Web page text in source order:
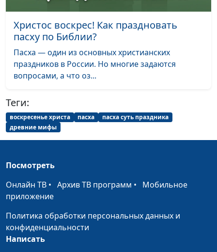
великая блудница
священнослужитель,
Александр Богданенков,
священнослужитель,
круга
Божественного
откровения
историк, богослов,
священнослужитель,
библейски:
потерянная истина
священнослужитель,
священнослужитель,
Христос воскрес! Как праздновать
пасху по Библии?
Пасха — один из основных христианских
праздников в России. Но многие задаются
вопросами, а что оз...
Теги:
воскресенье христа пасха
пасха суть праздника
древние мифы
Посмотреть
Онлайн ТВ • Архив ТВ программ • Мобильное
приложение
Политика обработки персональных данных и
конфиденциальности
Написать